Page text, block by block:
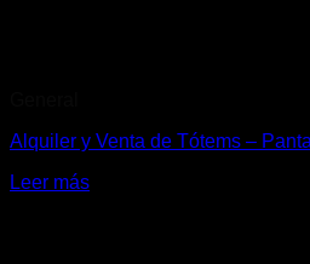
Alquiler y Venta de Tótems –
Leer más